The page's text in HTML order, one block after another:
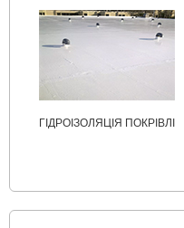
ГІДРОІЗОЛЯЦІЯ ПОКРІВЛІ